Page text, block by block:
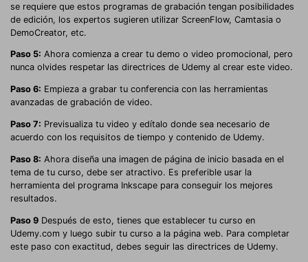
se requiere que estos programas de grabación tengan posibilidades
de edición, los expertos sugieren utilizar ScreenFlow, Camtasia o
DemoCreator, etc.
Paso 5: Ahora comienza a crear tu demo o video promocional, pero
nunca olvides respetar las directrices de Udemy al crear este video.
Paso 6: Empieza a grabar tu conferencia con las herramientas
avanzadas de grabación de video.
Paso 7: Previsualiza tu video y edítalo donde sea necesario de
acuerdo con los requisitos de tiempo y contenido de Udemy.
Paso 8: Ahora diseña una imagen de página de inicio basada en el
tema de tu curso, debe ser atractivo. Es preferible usar la
herramienta del programa Inkscape para conseguir los mejores
resultados.
Paso 9 Después de esto, tienes que establecer tu curso en
Udemy.com y luego subir tu curso a la página web. Para completar
este paso con exactitud, debes seguir las directrices de Udemy.